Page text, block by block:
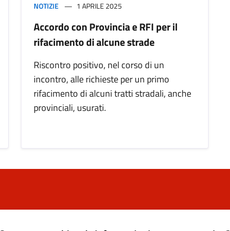
NOTIZIE 1 APRILE 2025
Accordo con Provincia e RFI per il
rifacimento di alcune strade
Riscontro positivo, nel corso di un
incontro, alle richieste per un primo
rifacimento di alcuni tratti stradali, anche
provinciali, usurati.